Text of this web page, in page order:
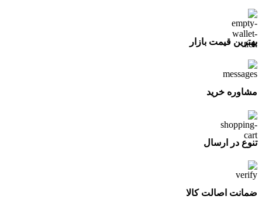
بهترین قیمت بازار
مشاوره خرید
تنوع در ارسال
ضمانت اصالت کالا